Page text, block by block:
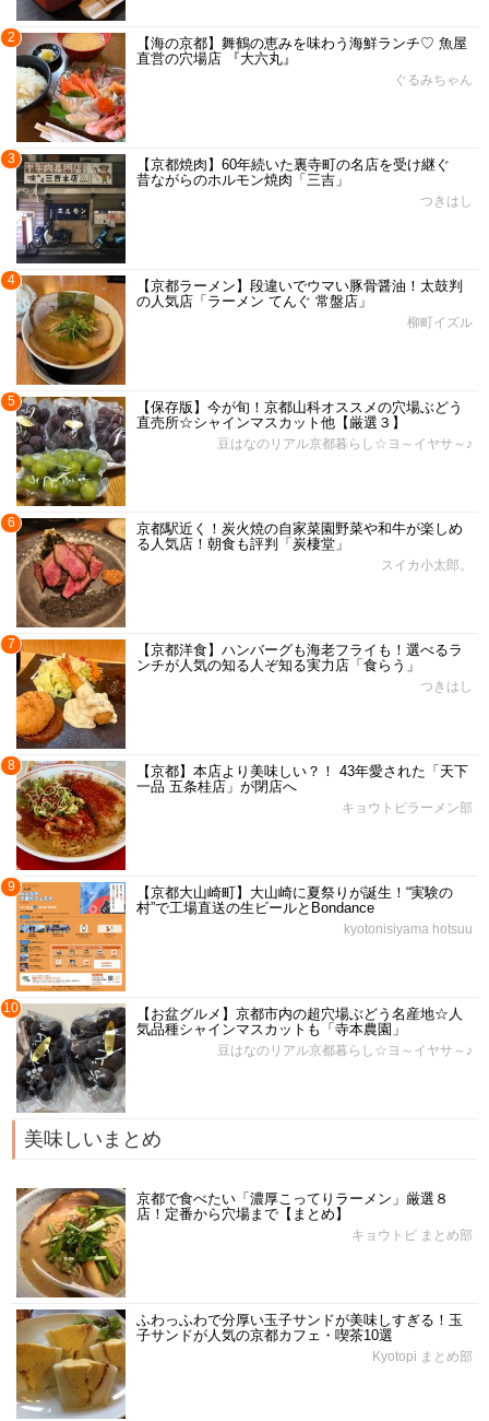
2
【海の京都】舞鶴の恵みを味わう海鮮ランチ♡ 魚屋
直営の穴場店 『大六丸』
ぐるみちゃん
3
【京都焼肉】60年続いた裏寺町の名店を受け継ぐ
昔ながらのホルモン焼肉「三吉」
つきはし
4
【京都ラーメン】段違いでウマい豚骨醤油！太鼓判
の人気店「ラーメン てんぐ 常盤店」
柳町イズル
5
【保存版】今が旬！京都山科オススメの穴場ぶどう
直売所☆シャインマスカット他【厳選３】
豆はなのリアル京都暮らし☆ヨ～イヤサ～♪
6
京都駅近く！炭火焼の自家菜園野菜や和牛が楽しめ
る人気店！朝食も評判「炭棲堂」
スイカ小太郎。
7
【京都洋食】ハンバーグも海老フライも！選べるラ
ンチが人気の知る人ぞ知る実力店「食らう」
つきはし
8
【京都】本店より美味しい？！ 43年愛された「天下
一品 五条桂店」が閉店へ
キョウトピラーメン部
9
【京都大山崎町】大山崎に夏祭りが誕生！“実験の
村”で工場直送の生ビールとBondance
kyotonisiyama hotsuu
10
【お盆グルメ】京都市内の超穴場ぶどう名産地☆人
気品種シャインマスカットも「寺本農園」
豆はなのリアル京都暮らし☆ヨ～イヤサ～♪
美味しいまとめ
京都で食べたい「濃厚こってりラーメン」厳選８
店！定番から穴場まで【まとめ】
キョウトピ まとめ部
ふわっふわで分厚い玉子サンドが美味しすぎる！玉
子サンドが人気の京都カフェ・喫茶10選
Kyotopi まとめ部